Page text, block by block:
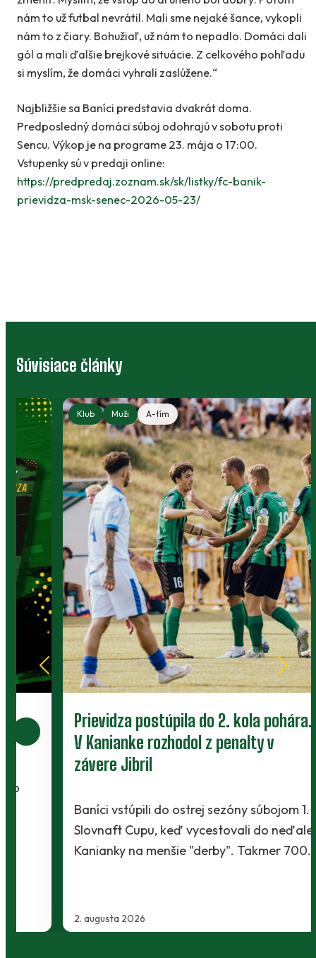
nám to už futbal nevrátil. Mali sme nejaké šance, vykopli
nám to z čiary. Bohužiaľ, už nám to nepadlo. Domáci dali
gól a mali ďalšie brejkové situácie. Z celkového pohľadu
si myslím, že domáci vyhrali zaslúžene.“
Najbližšie sa Baníci predstavia dvakrát doma.
Predposledný domáci súboj odohrajú v sobotu proti
Sencu. Výkop je na programe 23. mája o 17:00.
Vstupenky sú v predaji online:
https://predpredaj.zoznam.sk/sk/listky/fc-banik-
prievidza-msk-senec-2026-05-23/
Súvisiace články
Klub Muži A-tím
Prievidza postúpila do 2. kola pohára.
V Kanianke rozhodol z penalty v
závere Jibril
2. augusta 2026
Baníci vstúpili do ostrej sezóny súbojom 1. kola
Slovnaft Cupu, keď vycestovali do neďalekej
Kanianky na menšie "derby". Takmer 700…